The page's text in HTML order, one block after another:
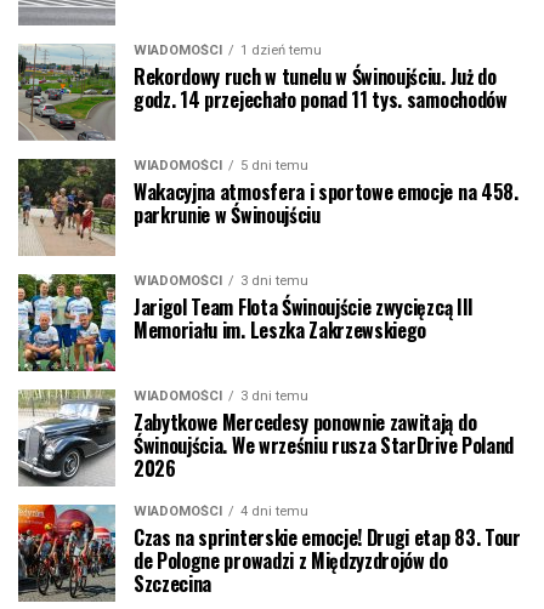
WIADOMOŚCI 1 dzień temu
Rekordowy ruch w tunelu w Świnoujściu. Już do
godz. 14 przejechało ponad 11 tys. samochodów
WIADOMOŚCI 5 dni temu
Wakacyjna atmosfera i sportowe emocje na 458.
parkrunie w Świnoujściu
WIADOMOŚCI 3 dni temu
Jarigol Team Flota Świnoujście zwycięzcą III
Memoriału im. Leszka Zakrzewskiego
WIADOMOŚCI 3 dni temu
Zabytkowe Mercedesy ponownie zawitają do
Świnoujścia. We wrześniu rusza StarDrive Poland
2026
WIADOMOŚCI 4 dni temu
Czas na sprinterskie emocje! Drugi etap 83. Tour
de Pologne prowadzi z Międzyzdrojów do
Szczecina